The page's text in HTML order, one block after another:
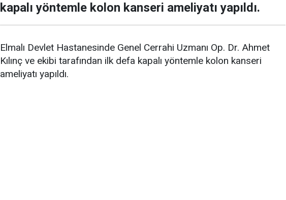
kapalı yöntemle kolon kanseri ameliyatı yapıldı.
Elmalı Devlet Hastanesinde Genel Cerrahi Uzmanı Op. Dr. Ahmet
Kılınç ve ekibi tarafından ilk defa kapalı yöntemle kolon kanseri
ameliyatı yapıldı.